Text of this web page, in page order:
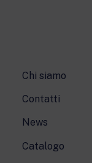
Chi siamo
Contatti
News
Catalogo